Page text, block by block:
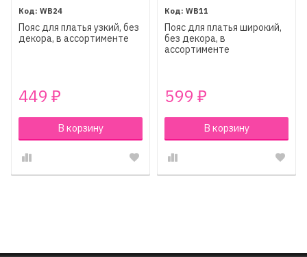
WB24
Пояс для платья узкий, без
декора, в ассортименте
449 ₽
В корзину
WB11
Пояс для платья широкий,
без декора, в
ассортименте
599 ₽
В корзину